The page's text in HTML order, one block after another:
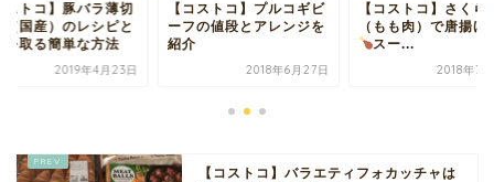
ストコ】プルコギビ
の値段とアレンジを
2018年6月27日
【コストコ】さくらどり
（もも肉）で唐揚げ作り
スー...
2018年7月24日
【コストコ】豚バラ
り肉（国産）のレシ
臭みを取る簡単な方
2019年4
【コストコ】バラエティフォカッチャは